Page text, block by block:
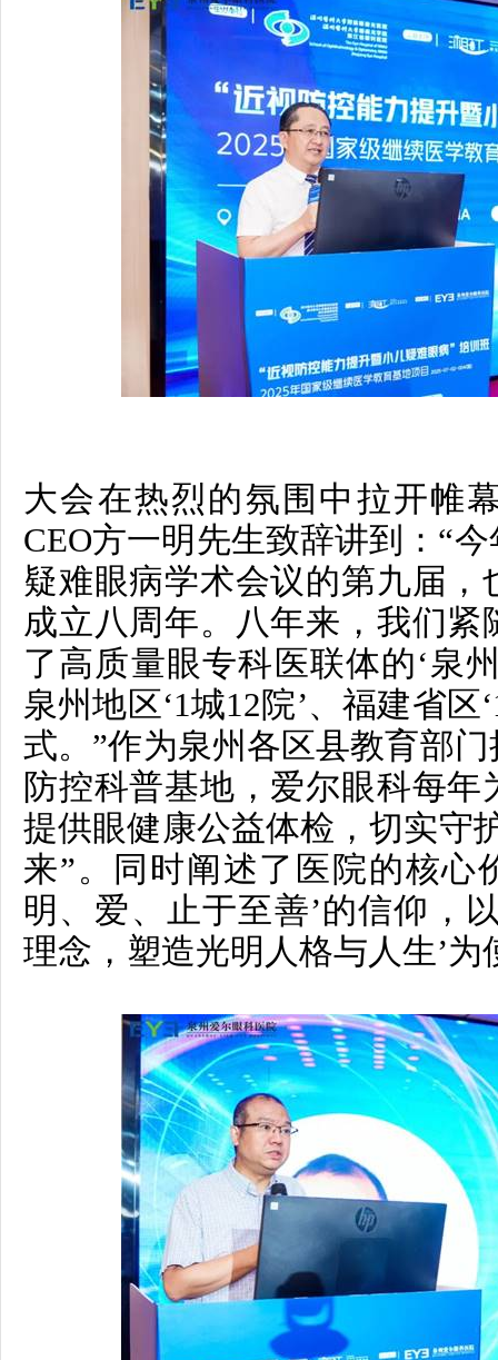
大会在热烈的氛围中拉开帷
CEO方一明先生致辞讲到： “
疑难眼病学术会议的第九届
成立八周年。八年来，我们
了高质量眼专科医联体的‘泉
泉州地区‘1城12院’、福建省区
式。 ”作为泉州各区县教育部
防控科普基地，爱尔眼科每
提供眼健康公益体检，切实守
来”。同时阐述了 医院的核心
明、爱、止于至善’的信仰，
理念，塑造光明人格与人生’为